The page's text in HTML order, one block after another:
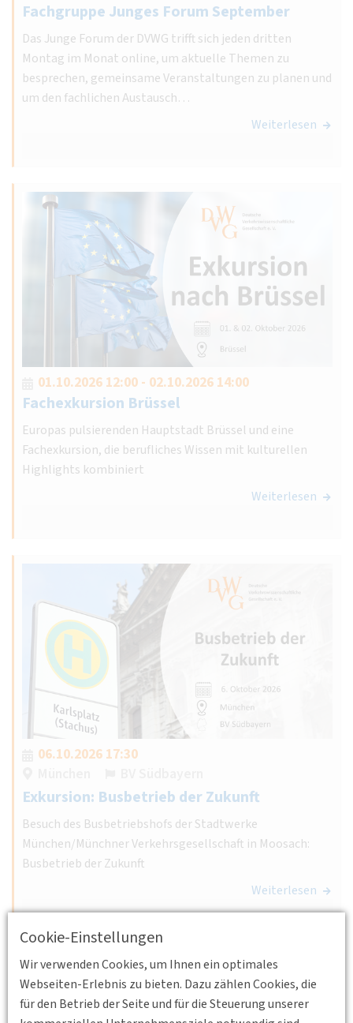
Cookie-Einstellungen
Wir verwenden Cookies, um Ihnen ein optimales
Webseiten-Erlebnis zu bieten. Dazu zählen Cookies, die
für den Betrieb der Seite und für die Steuerung unserer
Fachgruppe Junges Forum September
Das Junge Forum der DVWG trifft sich jeden dritten
Montag im Monat online, um aktuelle Themen zu
besprechen, gemeinsame Veranstaltungen zu planen und
um den fachlichen Austausch…
Weiterlesen
01.10.2026 12:00 - 02.10.2026 14:00
Fachexkursion Brüssel
Europas pulsierenden Hauptstadt Brüssel und eine
Fachexkursion, die berufliches Wissen mit kulturellen
Highlights kombiniert
Weiterlesen
06.10.2026 17:30
Exkursion: Busbetrieb der Zukunft
Besuch des Busbetriebshofs der Stadtwerke
München/Münchner Verkehrsgesellschaft in Moosach:
Busbetrieb der Zukunft
Weiterlesen